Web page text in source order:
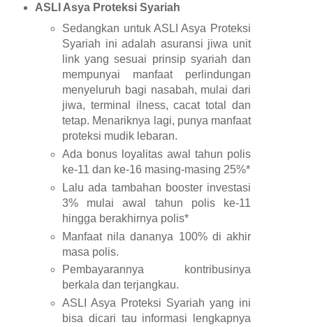
ASLI Asya Proteksi Syariah
Sedangkan untuk ASLI Asya Proteksi
Syariah ini adalah asuransi jiwa unit
link yang sesuai prinsip syariah dan
mempunyai manfaat perlindungan
menyeluruh bagi nasabah, mulai dari
jiwa, terminal ilness, cacat total dan
tetap. Menariknya lagi, punya manfaat
proteksi mudik lebaran.
Ada bonus loyalitas awal tahun polis
ke-11 dan ke-16 masing-masing 25%*
Lalu ada tambahan booster investasi
3% mulai awal tahun polis ke-11
hingga berakhirnya polis*
Manfaat nila dananya 100% di akhir
masa polis.
Pembayarannya kontribusinya
berkala dan terjangkau.
ASLI Asya Proteksi Syariah yang ini
bisa dicari tau informasi lengkapnya